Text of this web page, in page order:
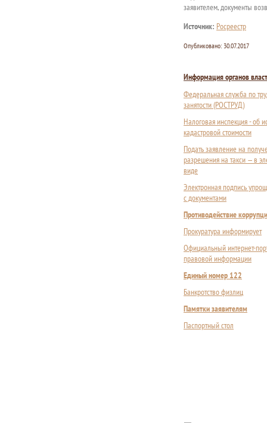
заявителем, документы
Источник: Росреестр
Опубликовано: 30.07.2017
Информация органов
Федеральная служба по
занятости (РОСТРУД)
Налоговая инспекция - об
кадастровой стоимости
Подать заявление на
разрешения на такси — в
виде
Электронная подпись
с документами
Противодействие
Прокуратура информирует
Официальный интернет-
правовой информации
Единый номер 122
Банкротство физлиц
Памятки заявителям
Паспортный стол